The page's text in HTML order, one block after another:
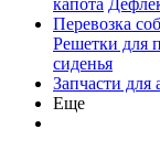
капота
Перевозка
Решетки для
сиденья
Запчасти для
Еще